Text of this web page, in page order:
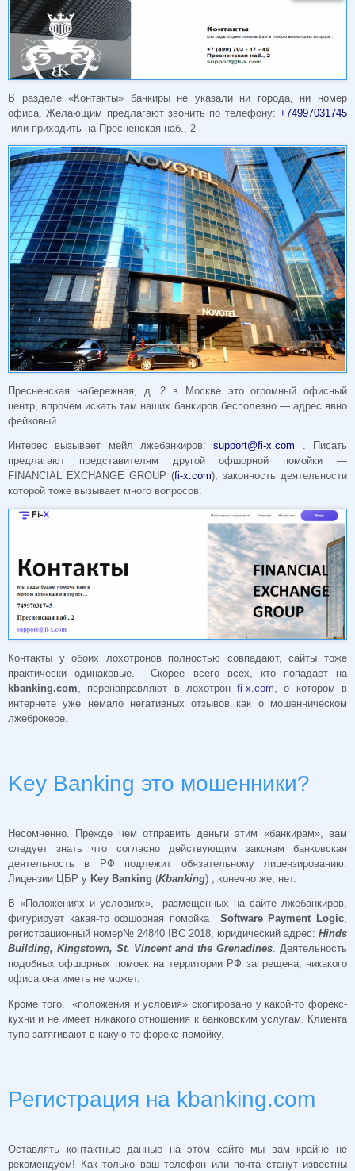
В разделе «Контакты» банкиры не указали ни города, ни номер
офиса. Желающим предлагают звонить по телефону: +74997031745
или приходить на Пресненская наб., 2
Пресненская набережная, д. 2 в Москве это огромный офисный
центр, впрочем искать там наших банкиров бесполезно — адрес явно
фейковый.
Интерес вызывает мейл лжебанкиров:support@fi-x.com . Писать
предлагают представителям другой офшорной помойки —
FINANCIAL EXCHANGE GROUP (fi-x.com), законность деятельности
которой тоже вызывает много вопросов.
Контакты у обоих лохотронов полностью совпадают, сайты тоже
практически одинаковые. Скорее всего всех, кто попадает на
kbanking.com, перенаправляют в лохотронfi-x.com, о котором в
интернете уже немало негативных отзывов как о мошенническом
лжеброкере.
Key Banking это мошенники?
Несомненно. Прежде чем отправить деньги этим «банкирам», вам
следует знать что согласно действующим законам банковская
деятельность в РФ подлежит обязательному лицензированию.
Лицензии ЦБР у Key Banking (Kbanking) , конечно же, нет.
В «Положениях и условиях», размещённых на сайте лжебанкиров,
фигурирует какая-то офшорная помойка Software Payment Logic,
регистрационный номер№ 24840 IBC 2018, юридический адрес: Hinds
Building, Kingstown, St. Vincent and the Grenadines. Деятельность
подобных офшорных помоек на территории РФ запрещена, никакого
офиса она иметь не может.
Кроме того, «положения и условия» скопировано у какой-то форекс-
кухни и не имеет никакого отношения к банковским услугам. Клиента
тупо затягивают в какую-то форекс-помойку.
Регистрация на kbanking.com
Оставлять контактные данные на этом сайте мы вам крайне не
рекомендуем! Как только ваш телефон или почта станут известны